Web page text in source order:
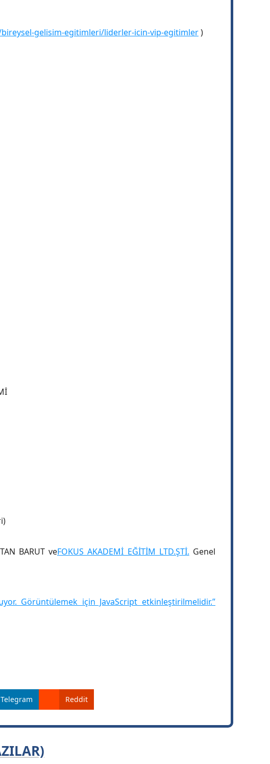
gelisim-egitimleri/liderler-icin-vip-egitimler)
BARUT veFOKUS AKADEMİ EĞİTİM LTD.ŞTİ. Genel
Görüntülemek için JavaScript etkinleştirilmelidir.”
Telegram Reddit